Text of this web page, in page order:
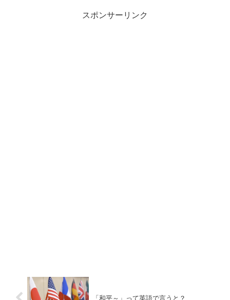
スポンサーリンク
「和平～」って英語で言うと？